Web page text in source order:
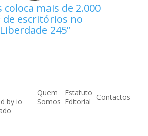
coloca mais de 2.000
de escritórios no
Liberdade 245
by io
Quem
Somos
Estatuto
Editorial
Contactos